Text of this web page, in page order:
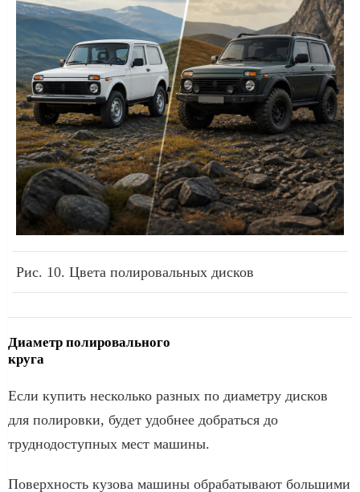
Рис. 10. Цвета полировальных дисков
Диаметр полировального
круга
Если купить несколько разных по диаметру дисков
для полировки, будет удобнее добраться до
труднодоступных мест машины.
Поверхность кузова машины обрабатывают большими